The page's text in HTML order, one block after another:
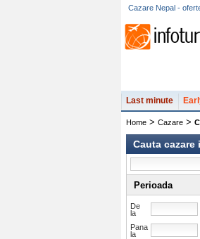
Cazare Nepal -
Last minute
Home > Cazare >
Cauta cazare
Perioada
De
la
Pana
la